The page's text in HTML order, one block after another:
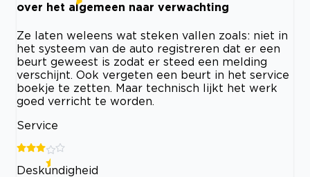
over het algemeen naar verwachting
Ze laten weleens wat steken vallen zoals: niet in
het systeem van de auto registreren dat er een
beurt geweest is zodat er steed een melding
verschijnt. Ook vergeten een beurt in het service
boekje te zetten. Maar technisch lijkt het werk
goed verricht te worden.
Service
Deskundigheid